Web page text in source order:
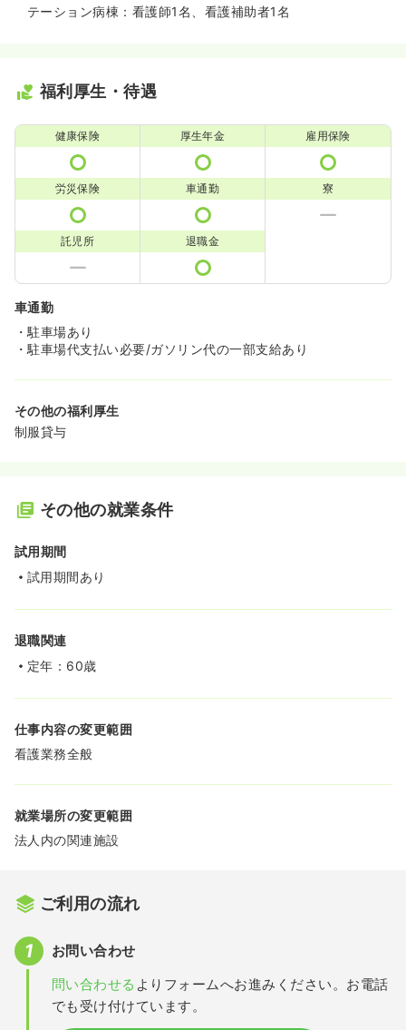
テーション病棟：看護師1名、看護補助者1名
福利厚生・待遇
健康保険 厚生年金 雇用保険
労災保険 車通勤 寮
託児所 退職金
車通勤
・駐車場あり
・駐車場代支払い必要/ガソリン代の一部支給あり
その他の福利厚生
制服貸与
その他の就業条件
試用期間
試用期間あり
退職関連
定年：60歳
仕事内容の変更範囲
看護業務全般
就業場所の変更範囲
法人内の関連施設
ご利用の流れ
お問い合わせ
問い合わせる よりフォームへお進みください。お電話
でも受け付けています。